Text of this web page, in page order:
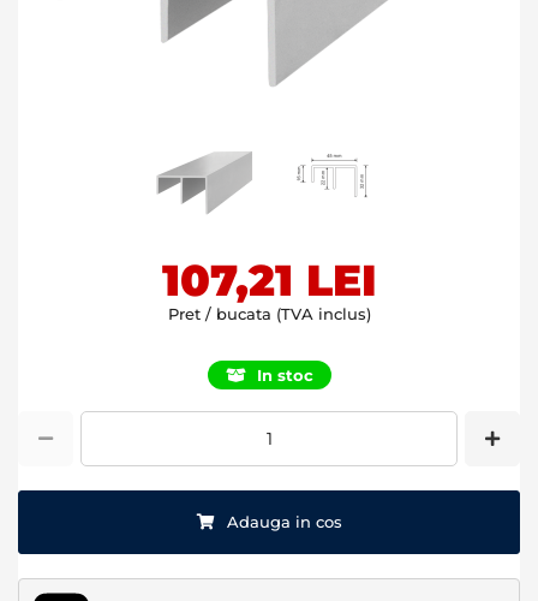
107,21 LEI
Pret / bucata (TVA inclus)
In stoc
Adauga in cos